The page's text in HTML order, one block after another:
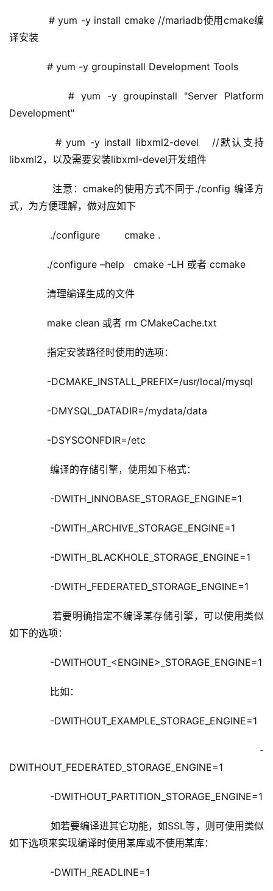
# yum -y install cmake //mariadb使用cmake编
译安装
# yum -y groupinstall Development Tools
# yum -y groupinstall "Server Platform
Development"
# yum -y install libxml2-devel   //默认支持
libxml2，以及需要安装libxml-devel开发组件
注意：cmake的使用方式不同于./config 编译方
式，为方便理解，做对应如下
./configure        cmake .
./configure –help   cmake -LH 或者 ccmake
清理编译生成的文件
make clean 或者 rm CMakeCache.txt
指定安装路径时使用的选项：
-DCMAKE_INSTALL_PREFIX=/usr/local/mysql
-DMYSQL_DATADIR=/mydata/data
-DSYSCONFDIR=/etc
编译的存储引擎，使用如下格式：
-DWITH_INNOBASE_STORAGE_ENGINE=1
-DWITH_ARCHIVE_STORAGE_ENGINE=1
-DWITH_BLACKHOLE_STORAGE_ENGINE=1
-DWITH_FEDERATED_STORAGE_ENGINE=1
若要明确指定不编译某存储引擎，可以使用类似
如下的选项：
-DWITHOUT_<ENGINE>_STORAGE_ENGINE=1
比如：
-DWITHOUT_EXAMPLE_STORAGE_ENGINE=1
-
DWITHOUT_FEDERATED_STORAGE_ENGINE=1
-DWITHOUT_PARTITION_STORAGE_ENGINE=1
如若要编译进其它功能，如SSL等，则可使用类似
如下选项来实现编译时使用某库或不使用某库：
-DWITH_READLINE=1